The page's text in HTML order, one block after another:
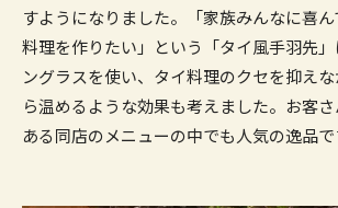
すようになりました。「家族みんなに喜
料理を作りたい」という「タイ風手羽先
ングラスを使い、タイ料理のクセを抑え
ら温めるような効果も考えました。お客
ある同店のメニューの中でも人気の逸品で